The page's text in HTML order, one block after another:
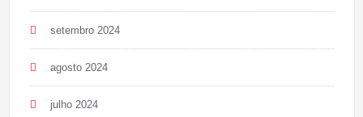
setembro 2024
agosto 2024
julho 2024